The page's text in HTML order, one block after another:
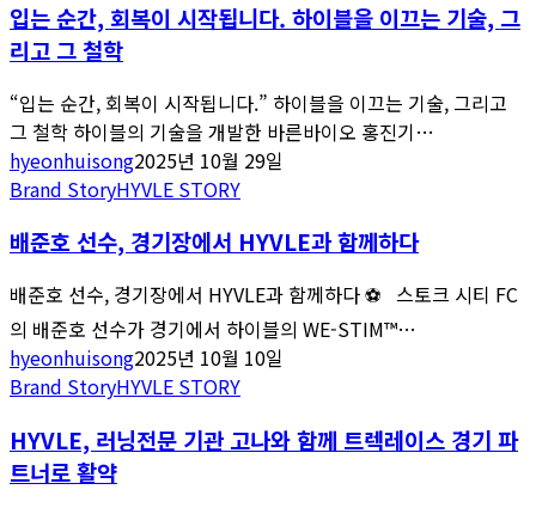
입는 순간, 회복이 시작됩니다. 하이블을 이끄는 기술, 그
리고 그 철학
“입는 순간, 회복이 시작됩니다.” 하이블을 이끄는 기술, 그리고
그 철학 하이블의 기술을 개발한 바른바이오 홍진기…
hyeonhuisong2025년 10월 29일
Brand StoryHYVLE STORY
배준호 선수, 경기장에서 HYVLE과 함께하다
배준호 선수, 경기장에서 HYVLE과 함께하다 ⚽️ 스토크 시티 FC
의 배준호 선수가 경기에서 하이블의 WE-STIM™…
hyeonhuisong2025년 10월 10일
Brand StoryHYVLE STORY
HYVLE, 러닝전문 기관 고나와 함께 트렉레이스 경기 파
트너로 활약